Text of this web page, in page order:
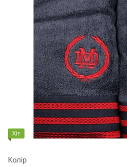
Хіт
Колір